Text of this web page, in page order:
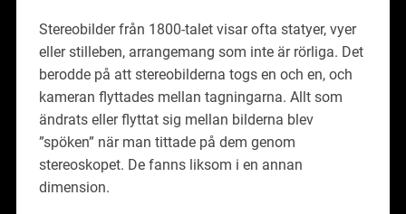
Stereobilder från 1800-talet visar ofta statyer, vyer
eller stilleben, arrangemang som inte är rörliga. Det
berodde på att stereobilderna togs en och en, och
kameran flyttades mellan tagningarna. Allt som
ändrats eller flyttat sig mellan bilderna blev
”spöken” när man tittade på dem genom
stereoskopet. De fanns liksom i en annan
dimension.